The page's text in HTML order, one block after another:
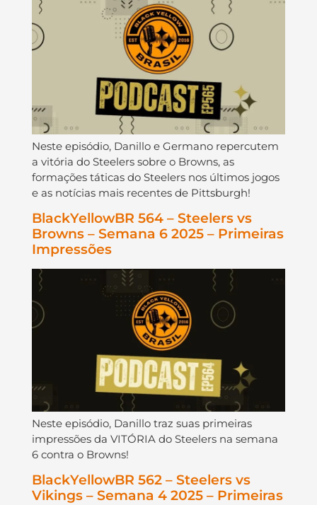
Neste episódio, Danillo e Germano repercutem
a vitória do Steelers sobre o Browns, as
formações táticas do Steelers nos últimos jogos
e as notícias mais recentes de Pittsburgh!
BlackYellowBR 564 – Steelers vs
Browns – Semana 6 2025 – Primeiras
Impressões
Neste episódio, Danillo traz suas primeiras
impressões da VITÓRIA do Steelers na semana
6 contra o Browns!
BlackYellowBR 562 – Steelers vs
Vikings – Semana 4 2025 – Primeiras